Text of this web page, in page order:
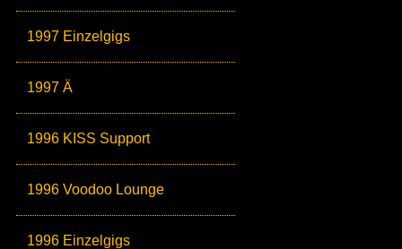
1997 Einzelgigs
1997 Ä
1996 KISS Support
1996 Voodoo Lounge
1996 Einzelgigs